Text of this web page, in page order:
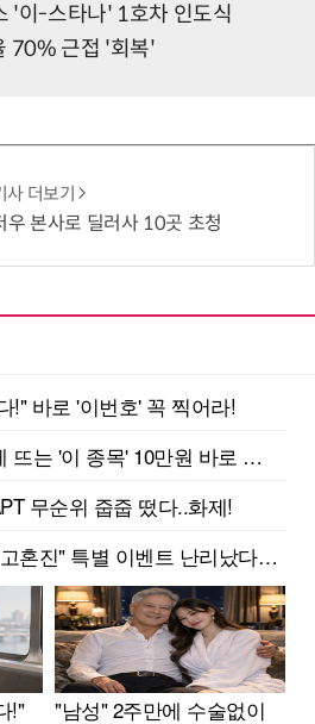
'이-스타나' 1호차 인도식
70% 근접 '회복'
사 더보기
우 본사로 딜러사 10곳 초청